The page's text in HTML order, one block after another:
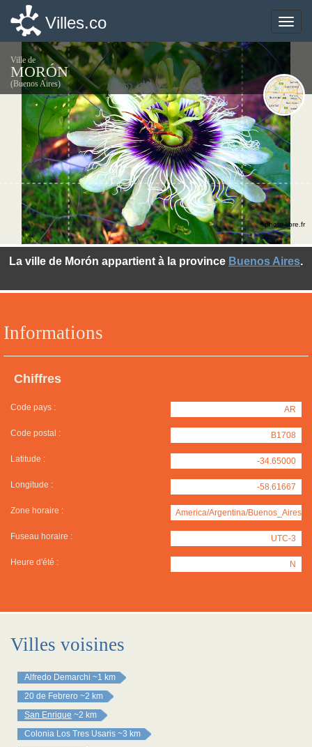
Toggle
Villes.co
Ville de
MORÓN
(Buenos Aires)
Informations
Chiffres
Code pays : AR
Code postal : B1708
Latitude : -34.65000
Longitude : -58.61667
Zone horaire : America/Argentina/Buenos_Aires
Fuseau horaire : UTC-3
Heure d'été : N
La ville de Morón appartient à la province Buenos Aires.
©photo-libre.fr
Villes voisines
Alfredo Demarchi ~1 km
20 de Febrero ~2 km
San Enrique ~2 km
Colonia Los Tres Usaris ~3 km
Toggle
Villes.co